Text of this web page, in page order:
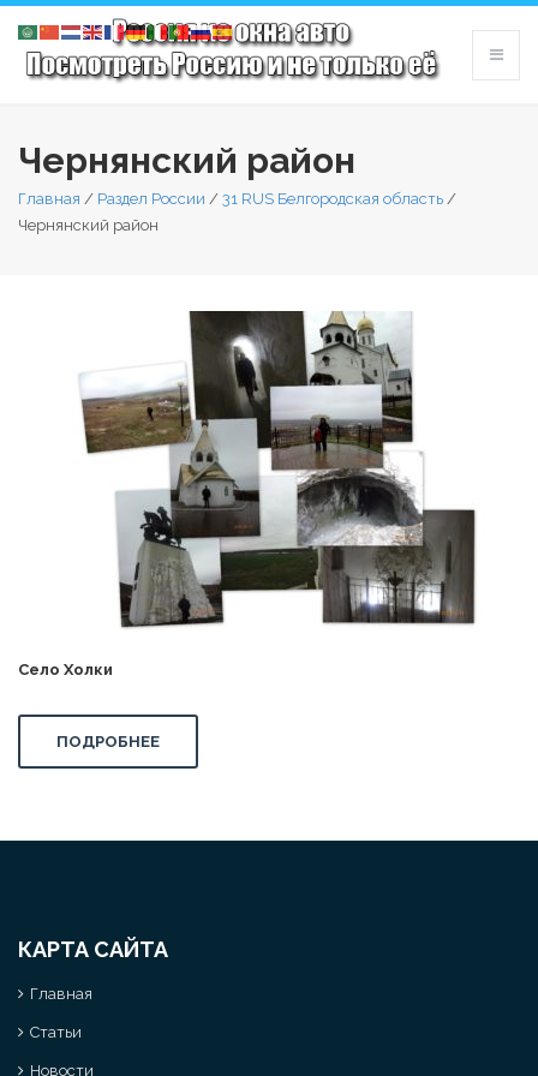
Чернянский район
Главная / Раздел России / 31 RUS Белгородская область /
Чернянский район
Село Холки
ПОДРОБНЕЕ
КАРТА САЙТА
Главная
Статьи
Новости